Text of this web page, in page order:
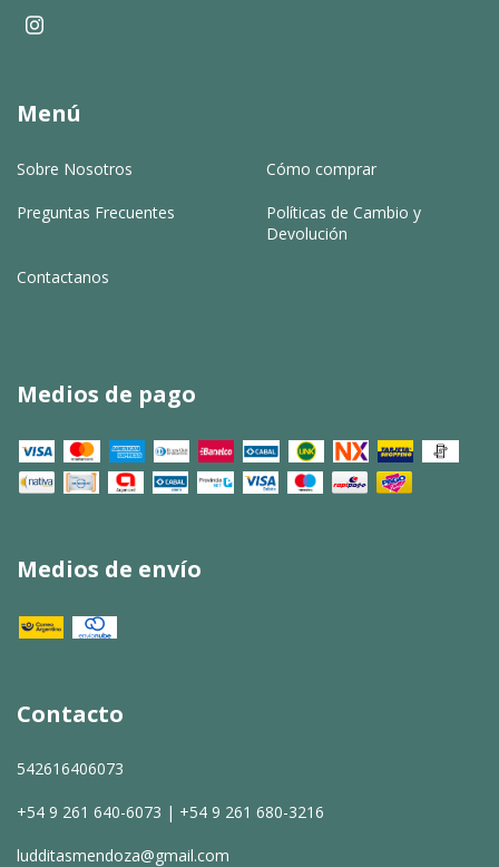
Menú
Sobre Nosotros Cómo comprar
Preguntas Frecuentes
Políticas de Cambio y
Devolución
Contactanos
Medios de pago
Medios de envío
Contacto
542616406073
+54 9 261 640-6073 | +54 9 261 680-3216
ludditasmendoza@gmail.com